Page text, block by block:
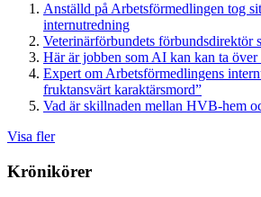
Anställd på Arbetsförmedlingen tog
internutredning
Veterinärförbundets förbundsdirektör
Här är jobben som AI kan kan ta
Expert om Arbetsförmedlingens
fruktansvärt karaktärsmord”
Vad är skillnaden mellan HVB-hem
Visa fler
Krönikörer